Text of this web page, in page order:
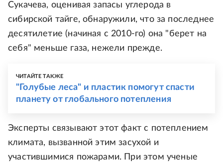
Сукачева, оценивая запасы углерода в
сибирской тайге, обнаружили, что за последнее
десятилетие (начиная с 2010-го) она "берет на
себя" меньше газа, нежели прежде.
ЧИТАЙТЕ ТАКЖЕ
"Голубые леса" и пластик помогут спасти
планету от глобального потепления
Эксперты связывают этот факт с потеплением
климата, вызванной этим засухой и
участившимися пожарами. При этом ученые